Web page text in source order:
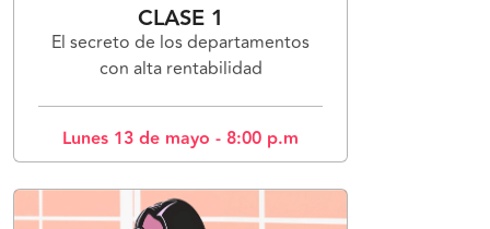
CLASE 1
El secreto de los departamentos
con alta rentabilidad
Lunes 13 de mayo - 8:00 p.m